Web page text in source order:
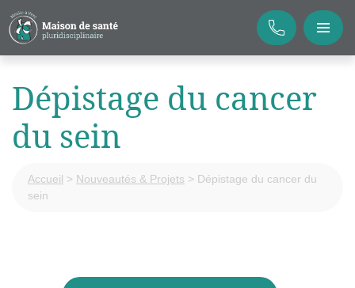
Dépistage du cancer
du sein
Accueil > Nouveautés & Projets > Dépistage du cancer du
sein